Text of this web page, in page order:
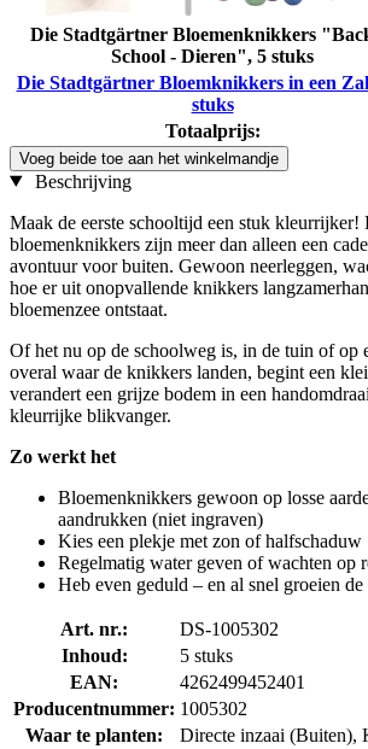
Die Stadtgärtner Bloemenknikkers
School - Dieren", 5 stuks
Die Stadtgärtner Bloemknikkers in een
stuks
Totaalprijs:
Voeg beide toe aan het winkelmandje
Beschrijving
Maak de eerste schooltijd een stuk kleurrijker!
bloemenknikkers zijn meer dan alleen een
avontuur voor buiten. Gewoon neerleggen,
hoe er uit onopvallende knikkers
bloemenzee ontstaat.
Of het nu op de schoolweg is, in de tuin of op
overal waar de knikkers landen, begint een
verandert een grijze bodem in een
kleurrijke blikvanger.
Zo werkt het
Bloemenknikkers gewoon op losse
aandrukken (niet ingraven)
Kies een plekje met zon of halfschaduw
Regelmatig water geven of wachten op
Heb even geduld – en al snel groeien
Art. nr.:
DS-1005302
Inhoud:
5 stuks
EAN:
4262499452401
Producentnummer: 1005302
Waar te planten:
Directe inzaai (Buiten),